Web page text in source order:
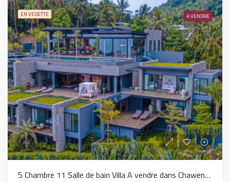
EN VEDETTE A VENDRE
5 Chambre 11 Salle de bain Villa A vendre dans Chaweng – HS0816